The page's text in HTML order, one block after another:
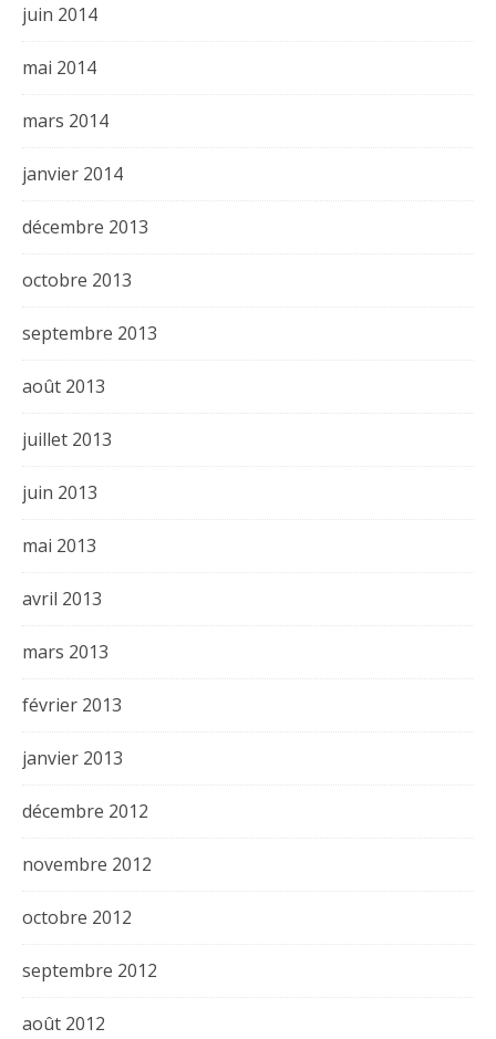
juin 2014
mai 2014
mars 2014
janvier 2014
décembre 2013
octobre 2013
septembre 2013
août 2013
juillet 2013
juin 2013
mai 2013
avril 2013
mars 2013
février 2013
janvier 2013
décembre 2012
novembre 2012
octobre 2012
septembre 2012
août 2012